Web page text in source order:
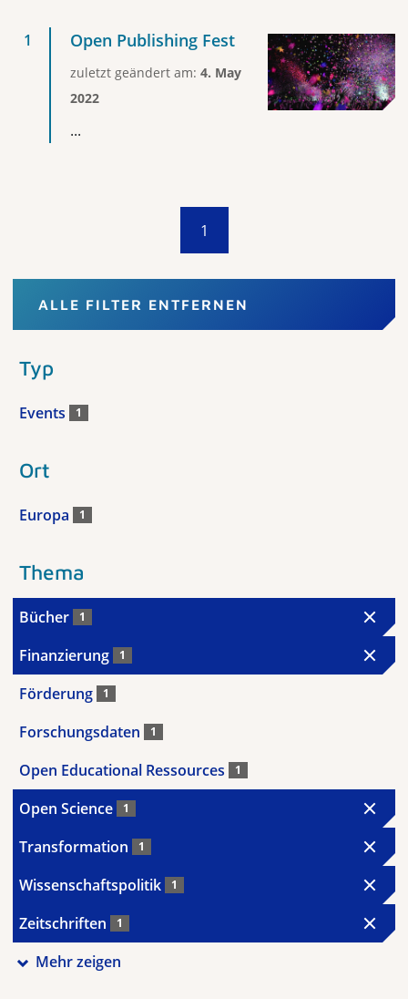
Open Publishing Fest
zuletzt geändert am: 4. May
2022
...
1
ALLE FILTER ENTFERNEN
Typ
Events 1
Ort
Europa 1
Thema
Bücher 1
Finanzierung 1
Förderung 1
Forschungsdaten 1
Open Educational Ressources 1
Open Science 1
Transformation 1
Wissenschaftspolitik 1
Zeitschriften 1
Mehr zeigen